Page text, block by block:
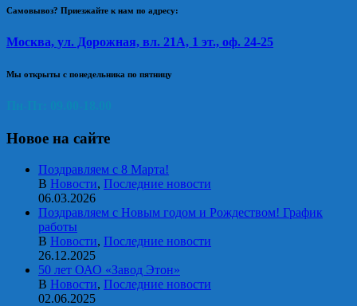
Самовывоз? Приезжайте к нам по адресу:
Москва, ул. Дорожная, вл. 21А, 1 эт., оф. 24-25
Мы открыты с понедельника по пятницу
Новое на сайте
Поздравляем с 8 Марта!
В Новости, Последние новости
06.03.2026
Поздравляем с Новым годом и Рождеством! График
работы
В Новости, Последние новости
26.12.2025
50 лет ОАО «Завод Этон»
В Новости, Последние новости
02.06.2025